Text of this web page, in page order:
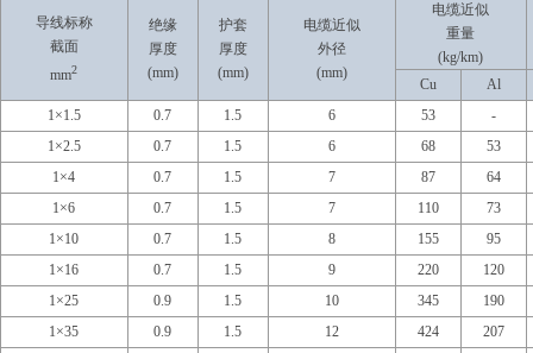
导线标称
截面
mm2
绝缘
厚度
(mm)
护套
厚度
(mm)
电缆近似
外径
(mm)
电缆近似
重量
(kg/km)
Cu
Al
1×1.5
0.7 1.5 6 53
-
1×2.5
0.7 1.5 6 68
53
1×4
0.7 1.5 7 87
64
1×6
0.7 1.5 7 110
73
1×10
0.7 1.5 8 155
95
1×16
0.7 1.5 9 220
120
1×25
0.9 1.5 10 345
190
1×35
0.9 1.5 12 424
207